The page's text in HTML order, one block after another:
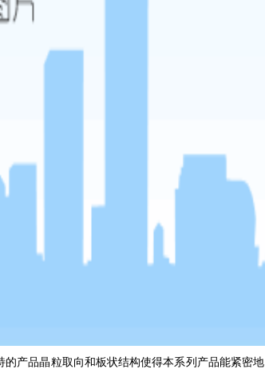
产品晶粒取向和板状结构使得本系列产品能紧密地